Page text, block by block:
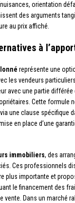
orientation
des arguments
au prix affiché.
à
représente une
les vendeurs
avec une partie
Cette formule
une clause spécifique
en place d’une
immobiliers, des
Ces professionnels
plus importante et
le financement des
vente. Dans un marché